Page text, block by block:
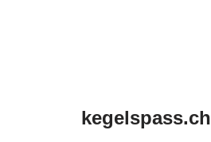
kegelspass.ch